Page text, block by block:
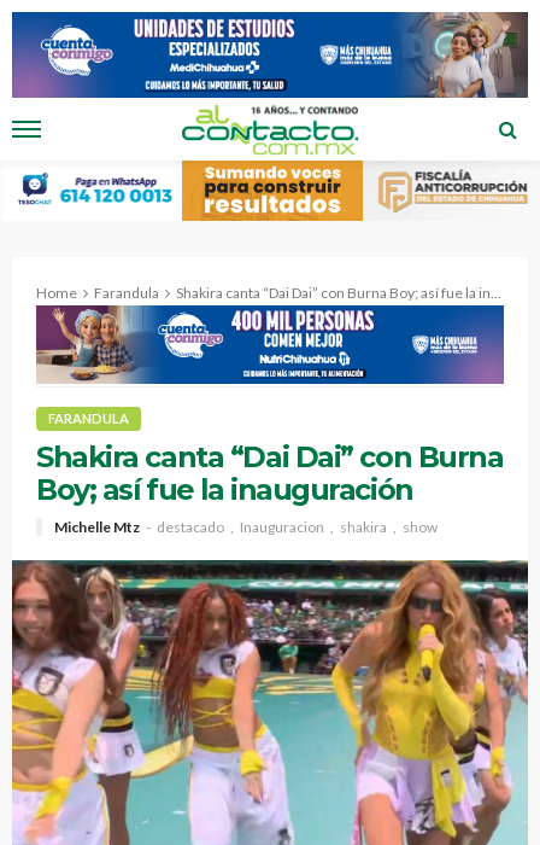
Home Farandula Shakira canta “Dai Dai” con Burna Boy; así fue la inauguración
FARANDULA
Shakira canta “Dai Dai” con Burna
Boy; así fue la inauguración
Michelle Mtz destacado Inauguracion shakira show